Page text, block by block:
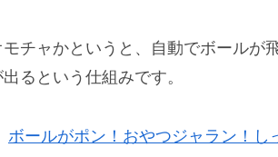
モチャかというと、自動でボールが
るという仕組みです。
ボールがポン！おやつジャラン！し